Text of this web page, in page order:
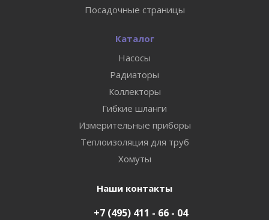
Посадочные страницы
Каталог
Насосы
Радиаторы
Коллекторы
Гибкие шланги
Измерительные приборы
Теплоизоляция для труб
Хомуты
Наши контакты
+7 (495) 411 - 66 - 04